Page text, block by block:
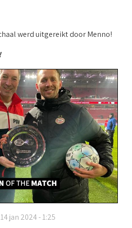
werd uitgereikt door Menno!
jan 2024 - 1:25